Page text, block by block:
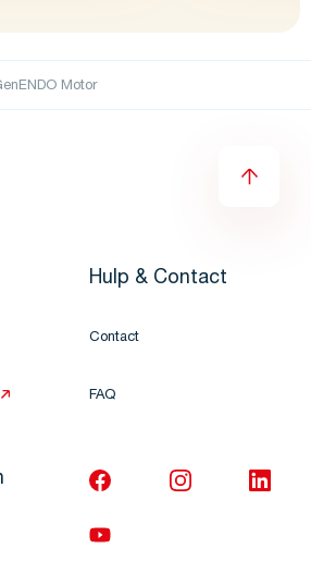
Motor
Hulp & Contact
Contact
FAQ